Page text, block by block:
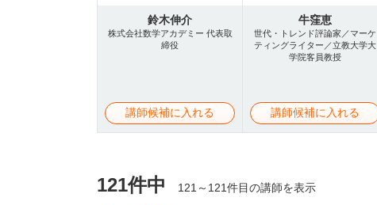
鈴木伸介
株式会社数学アカデミー 代表取
締役
講師候補に入れる
牛窪恵
世代・トレンド評論家／マーケ
ティングライター／立教大学大
学院客員教授
講師候補に入れる
121件中 121～121件目の講師を表示